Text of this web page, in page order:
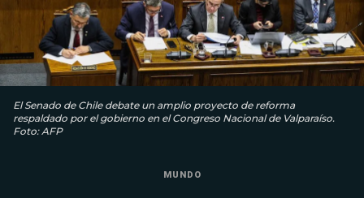
El Senado de Chile debate un amplio proyecto de reforma
respaldado por el gobierno en el Congreso Nacional de Valparaíso.
Foto: AFP
MUNDO